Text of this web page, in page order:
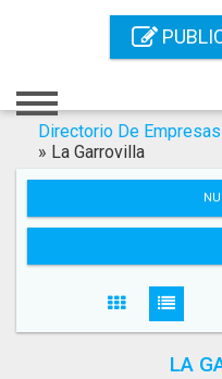
Registro
Contacto
Servicios Online
Publica Tu Empresa
Directorio De Empresas
» La Garrovilla
LA